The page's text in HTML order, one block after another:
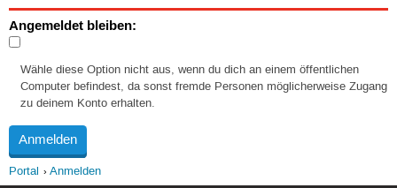
Angemeldet bleiben:
Wähle diese Option nicht aus, wenn du dich an einem öffentlichen
Computer befindest, da sonst fremde Personen möglicherweise Zugang
zu deinem Konto erhalten.
Portal Anmelden